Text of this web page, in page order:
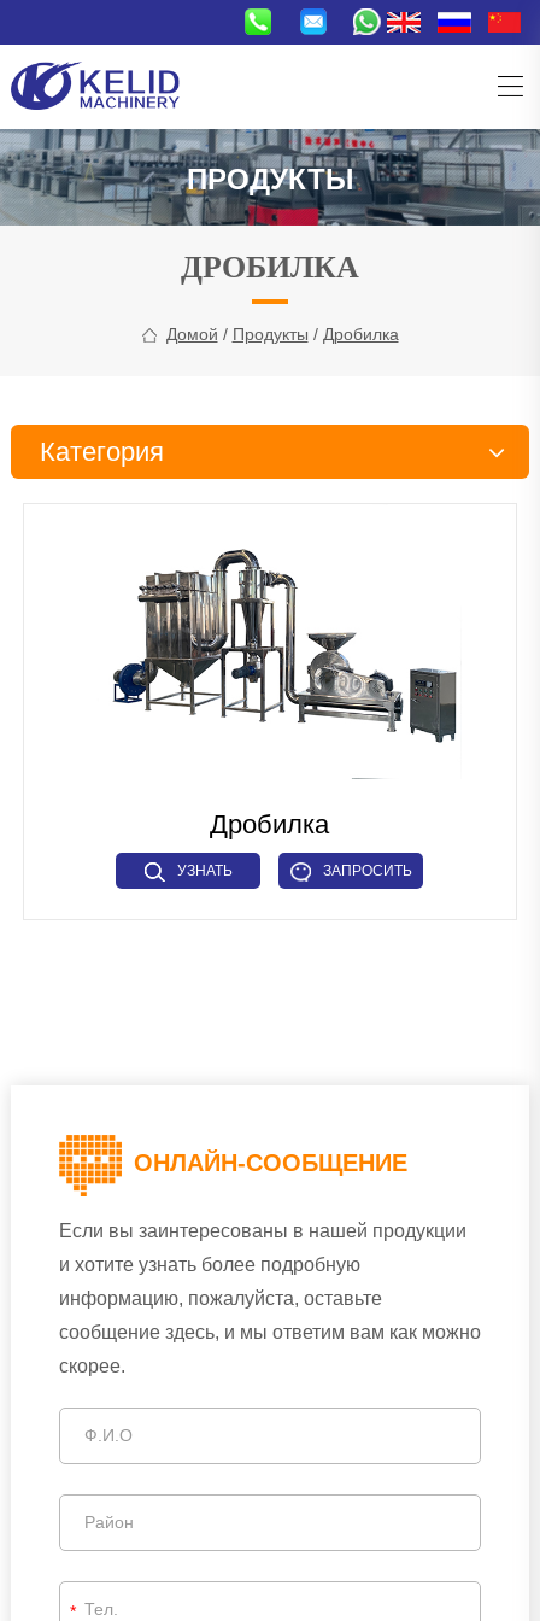
ПРОДУКТЫ
ДРОБИЛКА
Домой / Продукты / Дробилка
Категория
Линия по производству кормов для домашних животных и
Промышленное микроволновое оборудование
Линия по производству тканевого белка
Линия по производству макарон
Промышленное сушильное оборудование
Дробилка
УЗНАТЬ ЗАПРОСИТЬ
ОНЛАЙН-СООБЩЕНИЕ
Если вы заинтересованы в нашей продукции
и хотите узнать более подробную
информацию, пожалуйста, оставьте
сообщение здесь, и мы ответим вам как можно
скорее.
*